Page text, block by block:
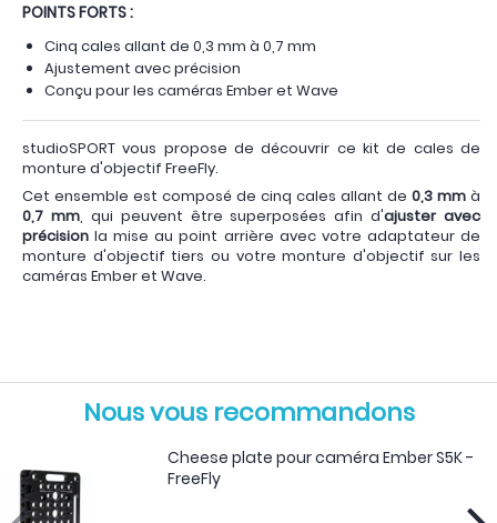
POINTS FORTS :
Cinq cales allant de 0,3 mm à 0,7 mm
Ajustement avec précision
Conçu pour les caméras Ember et Wave
studioSPORT vous propose de découvrir ce kit de cales de
monture d'objectif FreeFly.
Cet ensemble est composé de cinq cales allant de 0,3 mm à
0,7 mm, qui peuvent être superposées afin d'ajuster avec
précision la mise au point arrière avec votre adaptateur de
monture d'objectif tiers ou votre monture d'objectif sur les
caméras Ember et Wave.
Nous vous recommandons
Cheese plate pour caméra Ember S5K -
FreeFly